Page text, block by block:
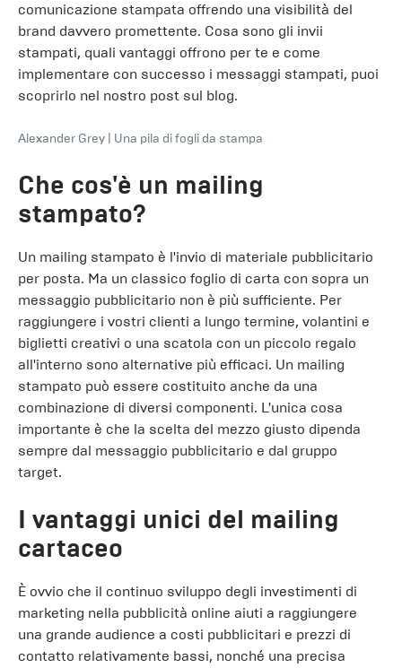
comunicazione stampata offrendo una visibilità del
brand davvero promettente. Cosa sono gli invii
stampati, quali vantaggi offrono per te e come
implementare con successo i messaggi stampati, puoi
scoprirlo nel nostro post sul blog.
Alexander Grey Una pila di fogli da stampa
Che cos'è un mailing
stampato?
Un mailing stampato è l'invio di materiale pubblicitario
per posta. Ma un classico foglio di carta con sopra un
messaggio pubblicitario non è più sufficiente. Per
raggiungere i vostri clienti a lungo termine, volantini e
biglietti creativi o una scatola con un piccolo regalo
all'interno sono alternative più efficaci. Un mailing
stampato può essere costituito anche da una
combinazione di diversi componenti. L'unica cosa
importante è che la scelta del mezzo giusto dipenda
sempre dal messaggio pubblicitario e dal gruppo
target.
I vantaggi unici del mailing
cartaceo
È ovvio che il continuo sviluppo degli investimenti di
marketing nella pubblicità online aiuti a raggiungere
una grande audience a costi pubblicitari e prezzi di
contatto relativamente bassi, nonché una precisa